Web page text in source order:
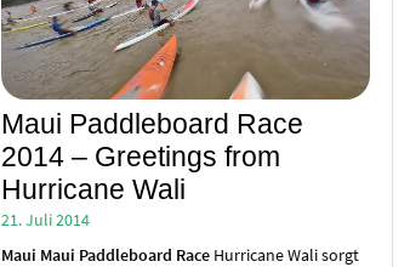
Maui Paddleboard Race
2014 – Greetings from
Hurricane Wali
21. Juli 2014
Maui Maui Paddleboard RaceHurricane Wali sorgt